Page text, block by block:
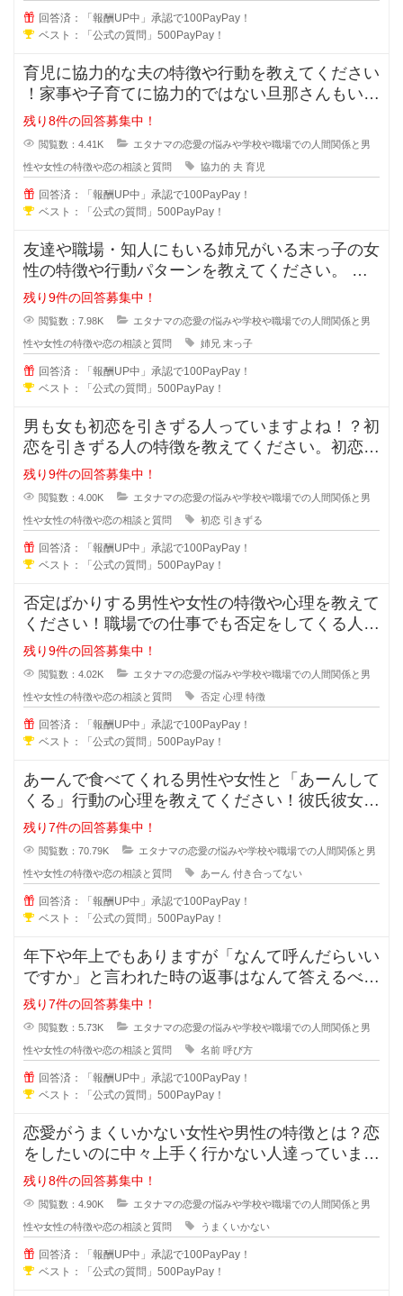
回答済：「報酬UP中」承認で100PayPay！
ベスト：「公式の質問」500PayPay！
育児に協力的な夫の特徴や行動を教えてください
！家事や子育てに協力的ではない旦那さんもいま
すが、積極的に協力してくれる夫の
残り8件の回答募集中！
閲覧数：4.41K エタナマの恋愛の悩みや学校や職場での人間関係と男
性や女性の特徴や恋の相談と質問 協力的 夫 育児
回答済：「報酬UP中」承認で100PayPay！
ベスト：「公式の質問」500PayPay！
友達や職場・知人にもいる姉兄がいる末っ子の女
性の特徴や行動パターンを教えてください。 姉
兄がいる事により甘え上手や
残り9件の回答募集中！
閲覧数：7.98K エタナマの恋愛の悩みや学校や職場での人間関係と男
性や女性の特徴や恋の相談と質問 姉兄 末っ子
回答済：「報酬UP中」承認で100PayPay！
ベスト：「公式の質問」500PayPay！
男も女も初恋を引きずる人っていますよね！？初
恋を引きずる人の特徴を教えてください。初恋か
ら離れる事が出来ない人は次の恋愛
残り9件の回答募集中！
閲覧数：4.00K エタナマの恋愛の悩みや学校や職場での人間関係と男
性や女性の特徴や恋の相談と質問 初恋 引きずる
回答済：「報酬UP中」承認で100PayPay！
ベスト：「公式の質問」500PayPay！
否定ばかりする男性や女性の特徴や心理を教えて
ください！職場での仕事でも否定をしてくる人っ
ていますよね？女同士や男同士で恋
残り9件の回答募集中！
閲覧数：4.02K エタナマの恋愛の悩みや学校や職場での人間関係と男
性や女性の特徴や恋の相談と質問 否定 心理 特徴
回答済：「報酬UP中」承認で100PayPay！
ベスト：「公式の質問」500PayPay！
あーんで食べてくれる男性や女性と「あーんして
くる」行動の心理を教えてください！彼氏彼女で
はなく付き合っていないのに、あー
残り7件の回答募集中！
閲覧数：70.79K エタナマの恋愛の悩みや学校や職場での人間関係と男
性や女性の特徴や恋の相談と質問 あーん 付き合ってない
回答済：「報酬UP中」承認で100PayPay！
ベスト：「公式の質問」500PayPay！
年下や年上でもありますが「なんて呼んだらいい
ですか」と言われた時の返事はなんて答えるべき
でしょうか？「苗字+さん」付け？
残り7件の回答募集中！
閲覧数：5.73K エタナマの恋愛の悩みや学校や職場での人間関係と男
性や女性の特徴や恋の相談と質問 名前 呼び方
回答済：「報酬UP中」承認で100PayPay！
ベスト：「公式の質問」500PayPay！
恋愛がうまくいかない女性や男性の特徴とは？恋
をしたいのに中々上手く行かない人達っています
よね？行動や発言に問題があり異性
残り8件の回答募集中！
閲覧数：4.90K エタナマの恋愛の悩みや学校や職場での人間関係と男
性や女性の特徴や恋の相談と質問 うまくいかない
回答済：「報酬UP中」承認で100PayPay！
ベスト：「公式の質問」500PayPay！